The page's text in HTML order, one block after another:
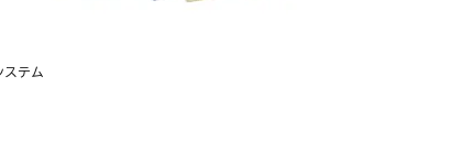
ステム